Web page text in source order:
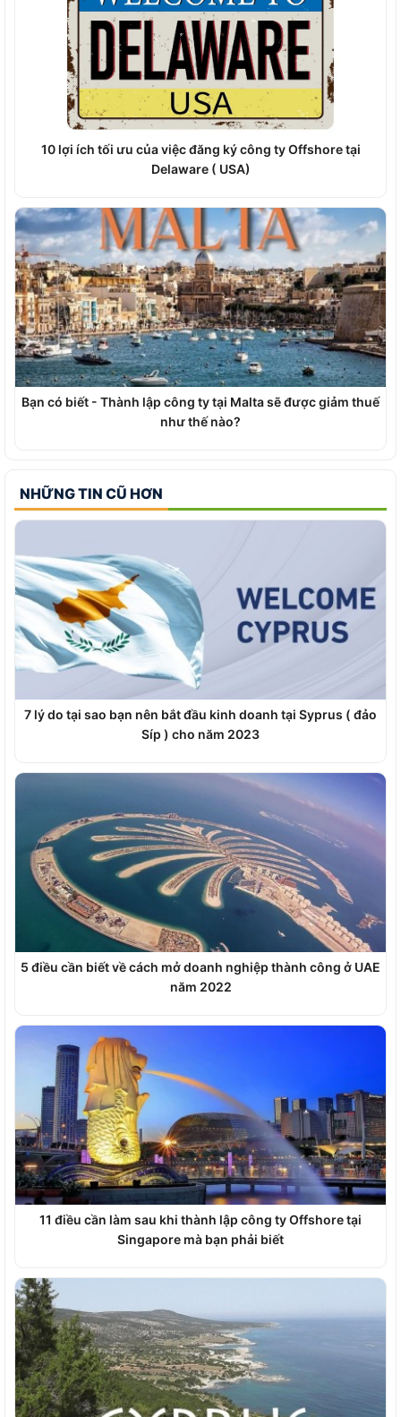
10 lợi ích tối ưu của việc đăng ký công ty Offshore tại
Delaware ( USA)
Bạn có biết - Thành lập công ty tại Malta sẽ được giảm thuế
như thế nào?
NHỮNG TIN CŨ HƠN
7 lý do tại sao bạn nên bắt đầu kinh doanh tại Syprus ( đảo
Síp ) cho năm 2023
5 điều cần biết về cách mở doanh nghiệp thành công ở UAE
năm 2022
11 điều cần làm sau khi thành lập công ty Offshore tại
Singapore mà bạn phải biết